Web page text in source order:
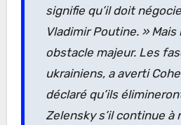
signifie qu’il doit
Vladimir Poutine. »Mais
obstacle majeur. Les
ukrainiens, a averti
déclaré qu’ils
Zelensky s’il continue à